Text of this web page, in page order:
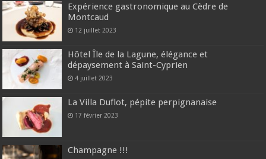
Expérience gastronomique au Cèdre de
Montcaud
12 juillet 2023
Hôtel Île de la Lagune, élégance et
dépaysement à Saint-Cyprien
4 juillet 2023
La Villa Duflot, pépite perpignanaise
17 février 2023
Champagne !!!